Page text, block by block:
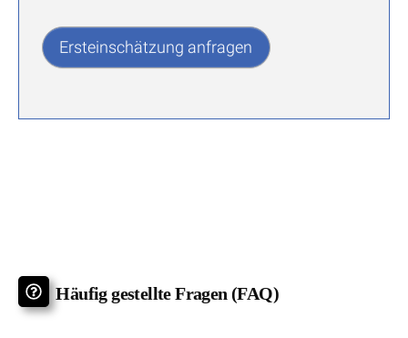
Ersteinschätzung anfragen
Häufig gestellte Fragen (FAQ)